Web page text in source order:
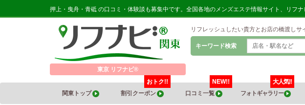
押上・曳舟・青砥 の口コミ・体験談も募集中です。全国各地のメンズエステ情報サイト、リフナ
東京 リフナビ®
リフレッシュしたい貴方とお店の橋渡しサ
キーワード検索
関東トップ 割引クーポン
おトク!!
口コミ一覧
NEW!!
フォトギャラリー
大人気!!